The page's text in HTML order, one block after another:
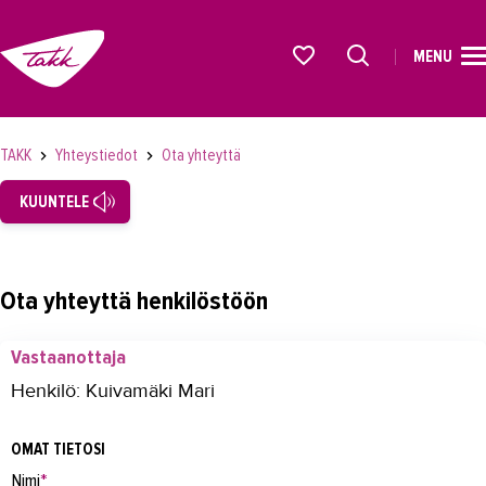
OPISKELIJAKSI
YRITYKSILLE
OMA TAKK
MENU
TAKK Yhteystiedot Ota yhteyttä
KUUNTELE
Ota yhteyttä henkilöstöön
Vastaanottaja
Henkilö: Kuivamäki Mari
OMAT TIETOSI
Nimi*